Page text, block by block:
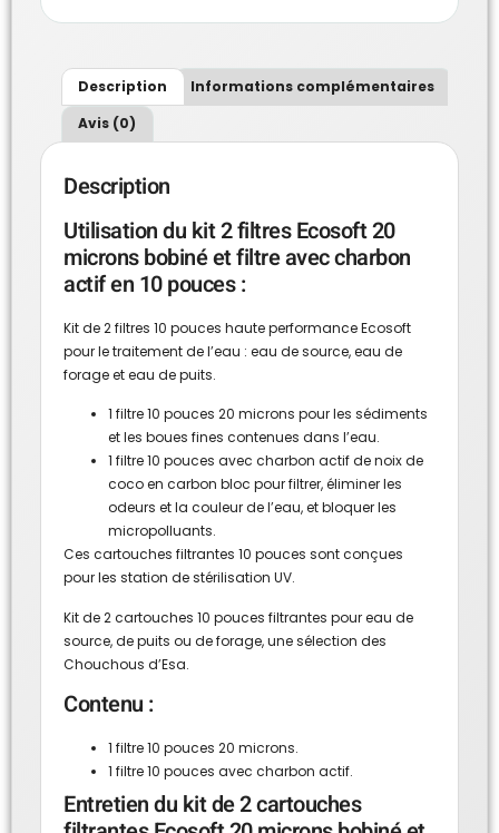
Description
Informations complémentaires
Avis (0)
Description
Utilisation du kit 2 filtres Ecosoft 20
microns bobiné et filtre avec charbon
actif en 10 pouces :
Kit de 2 filtres 10 pouces haute performance Ecosoft
pour le traitement de l’eau : eau de source, eau de
forage et eau de puits.
1 filtre 10 pouces 20 microns pour les sédiments
et les boues fines contenues dans l’eau.
1 filtre 10 pouces avec charbon actif de noix de
coco en carbon bloc pour filtrer, éliminer les
odeurs et la couleur de l’eau, et bloquer les
micropolluants.
Ces cartouches filtrantes 10 pouces sont conçues
pour les station de stérilisation UV.
Kit de 2 cartouches 10 pouces filtrantes pour eau de
source, de puits ou de forage, une sélection des
Chouchous d’Esa.
Contenu :
1 filtre 10 pouces 20 microns.
1 filtre 10 pouces avec charbon actif.
Entretien du kit de 2 cartouches